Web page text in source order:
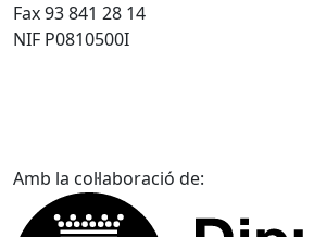
Fax 93 841 28 14
NIF P0810500I
Amb la col·laboració de: